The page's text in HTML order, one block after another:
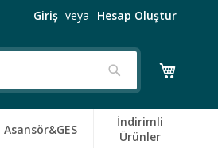
Giriş Hesap Oluştur
Ara
Asansör&GES
İndirimli
Ürünler